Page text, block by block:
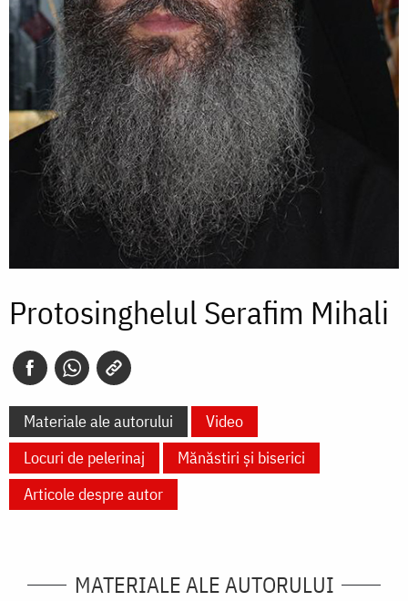
Protosinghelul Serafim Mihali
Materiale ale autorului
Video
Locuri de pelerinaj
Mănăstiri și biserici
Articole despre autor
MATERIALE ALE AUTORULUI